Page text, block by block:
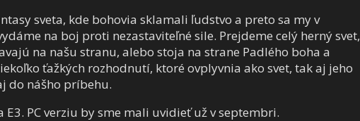
sveta, kde bohovia sklamali ľudstvo a preto sa my v
na boj proti nezastaviteľné sile. Prejdeme celý herný svet,
na našu stranu, alebo stoja na strane Padlého boha a
ťažkých rozhodnutí, ktoré ovplyvnia ako svet, tak aj jeho
do nášho príbehu.
PC verziu by sme mali uvidieť už v septembri.